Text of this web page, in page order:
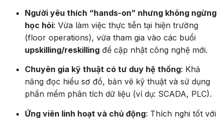
Người yêu thích “hands-on” nhưng không ngừng
học hỏi: Vừa làm việc thực tiễn tại hiện trường
(floor operations), vừa tham gia vào các buổi
upskilling/reskilling để cập nhật công nghệ mới.
Chuyên gia kỹ thuật có tư duy hệ thống: Khả
năng đọc hiểu sơ đồ, bản vẽ kỹ thuật và sử dụng
phần mềm phân tích dữ liệu (ví dụ: SCADA, PLC).
Ứng viên linh hoạt và chủ động: Thích nghi tốt với